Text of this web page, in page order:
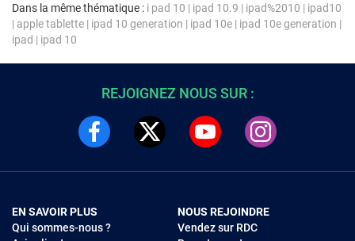
Dans la même thématique : i pad 10 | ipad 10.9 | ipad%2010 | ipad10
| apple tablette | ipad 10 generation | ipad 10e | ipad 10e generation |
ipad | ipad 10
REJOIGNEZ NOUS SUR :
EN SAVOIR PLUS
Qui sommes-nous ?
NOUS REJOINDRE
Vendez sur RDC